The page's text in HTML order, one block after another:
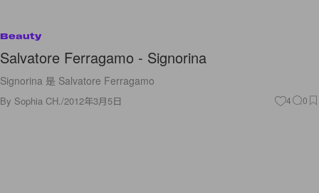
Beauty
Salvatore Ferragamo - Signorina
Signorina 是 Salvatore Ferragamo
By Sophia CH./2012年3月5日 4 0